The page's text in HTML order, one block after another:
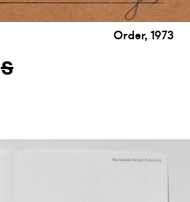
Order, 1973
s